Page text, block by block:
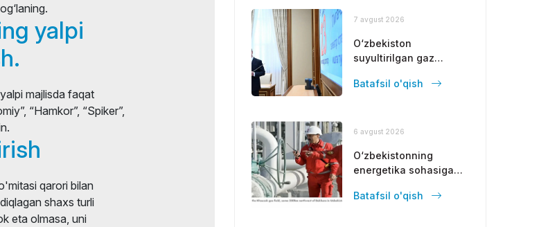
yalpi
majlisda faqat
“Hamkor”, “Spiker”,
qarori bilan
shaxs turli
eta olmasa, uni
7 avgust 2026
O‘zbekiston
suyultirilgan gaz
yaratishni
Batafsil o'qish
6 avgust 2026
O‘zbekistonning
energetika sohasiga
davlatlaridan yirik
Batafsil o'qish